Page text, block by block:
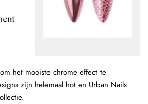
het mooiste chrome effect te
zijn helemaal hot en Urban Nails